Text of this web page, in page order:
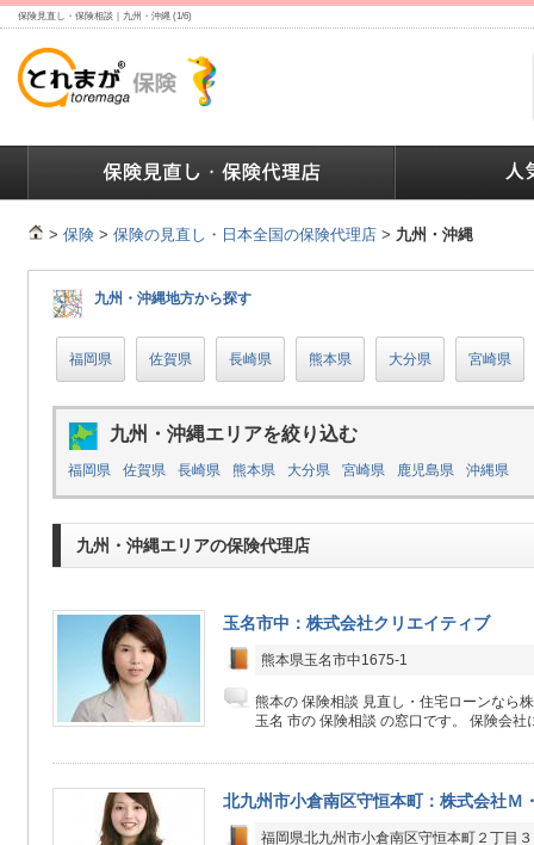
保険見直し・保険相談｜九州・沖縄 (1/6)
> 保険 > 保険の見直し・日本全国の保険代理店 > 九州・沖縄
九州・沖縄地方から探す
福岡県 佐賀県 長崎県 熊本県 大分県 宮崎県
九州・沖縄エリアを絞り込む
福岡県 佐賀県 長崎県 熊本県 大分県 宮崎県 鹿児島県 沖縄県
九州・沖縄エリアの保険代理店
玉名市中：株式会社クリエイティブ
熊本県玉名市中1675-1
熊本の 保険相談 見直し・住宅ローンなら
玉名 市の 保険相談 の窓口です。 保険会社
北九州市小倉南区守恒本町：株式会社Ｍ
福岡県北九州市小倉南区守恒本町２丁目